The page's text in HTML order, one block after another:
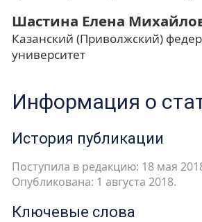
Шастина Елена
Казанский (Приволжский)
университет
Информация о
История публикации
Поступила в редакцию: 18 мая
Опубликована: 1 августа 2018.
Ключевые слова